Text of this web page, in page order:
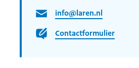
info@laren.nl
Contactformulier